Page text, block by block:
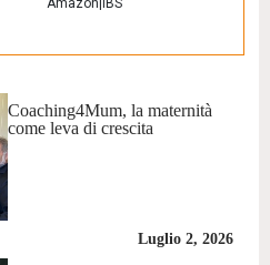
Coaching4Mum, la maternità
come leva di crescita
Luglio 2, 2026